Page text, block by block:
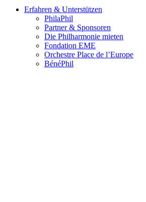
Erfahren & Unterstützen
PhilaPhil
Partner & Sponsoren
Die Philharmonie mieten
Fondation EME
Orchestre Place de l’Europe
BénéPhil